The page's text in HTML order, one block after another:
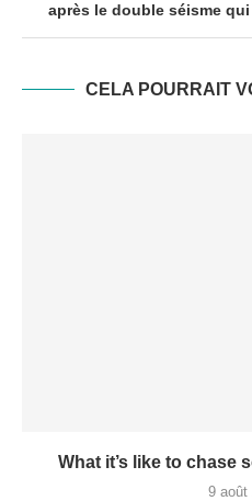
après le double séisme
CELA POURRAIT
What it’s like to chase
9 août